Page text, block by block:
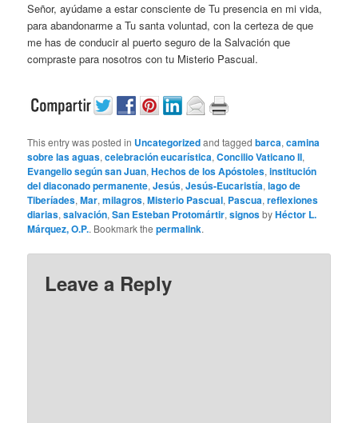
Señor, ayúdame a estar consciente de Tu presencia en mi vida,
para abandonarme a Tu santa voluntad, con la certeza de que
me has de conducir al puerto seguro de la Salvación que
compraste para nosotros con tu Misterio Pascual.
This entry was posted in Uncategorizedand taggedbarca,camina
sobre las aguas,celebración eucarística,Concilio Vaticano II,
Evangelio según san Juan,Hechos de los Apóstoles,institución
del diaconado permanente,Jesús,Jesús-Eucaristía,lago de
Tiberíades,Mar,milagros,Misterio Pascual, Pascua,reflexiones
diarias,salvación,San Esteban Protomártir,signosbyHéctor L.
Márquez, O.P.. Bookmark thepermalink.
Leave a Reply